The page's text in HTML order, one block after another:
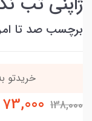
برچسب صد تا
این
138,000
73,000